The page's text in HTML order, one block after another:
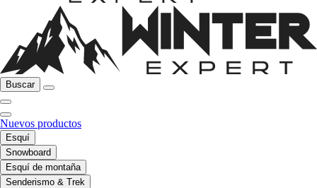
Buscar
Nuevos productos
Esquí
Snowboard
Esquí de montaña
Senderismo & Trek